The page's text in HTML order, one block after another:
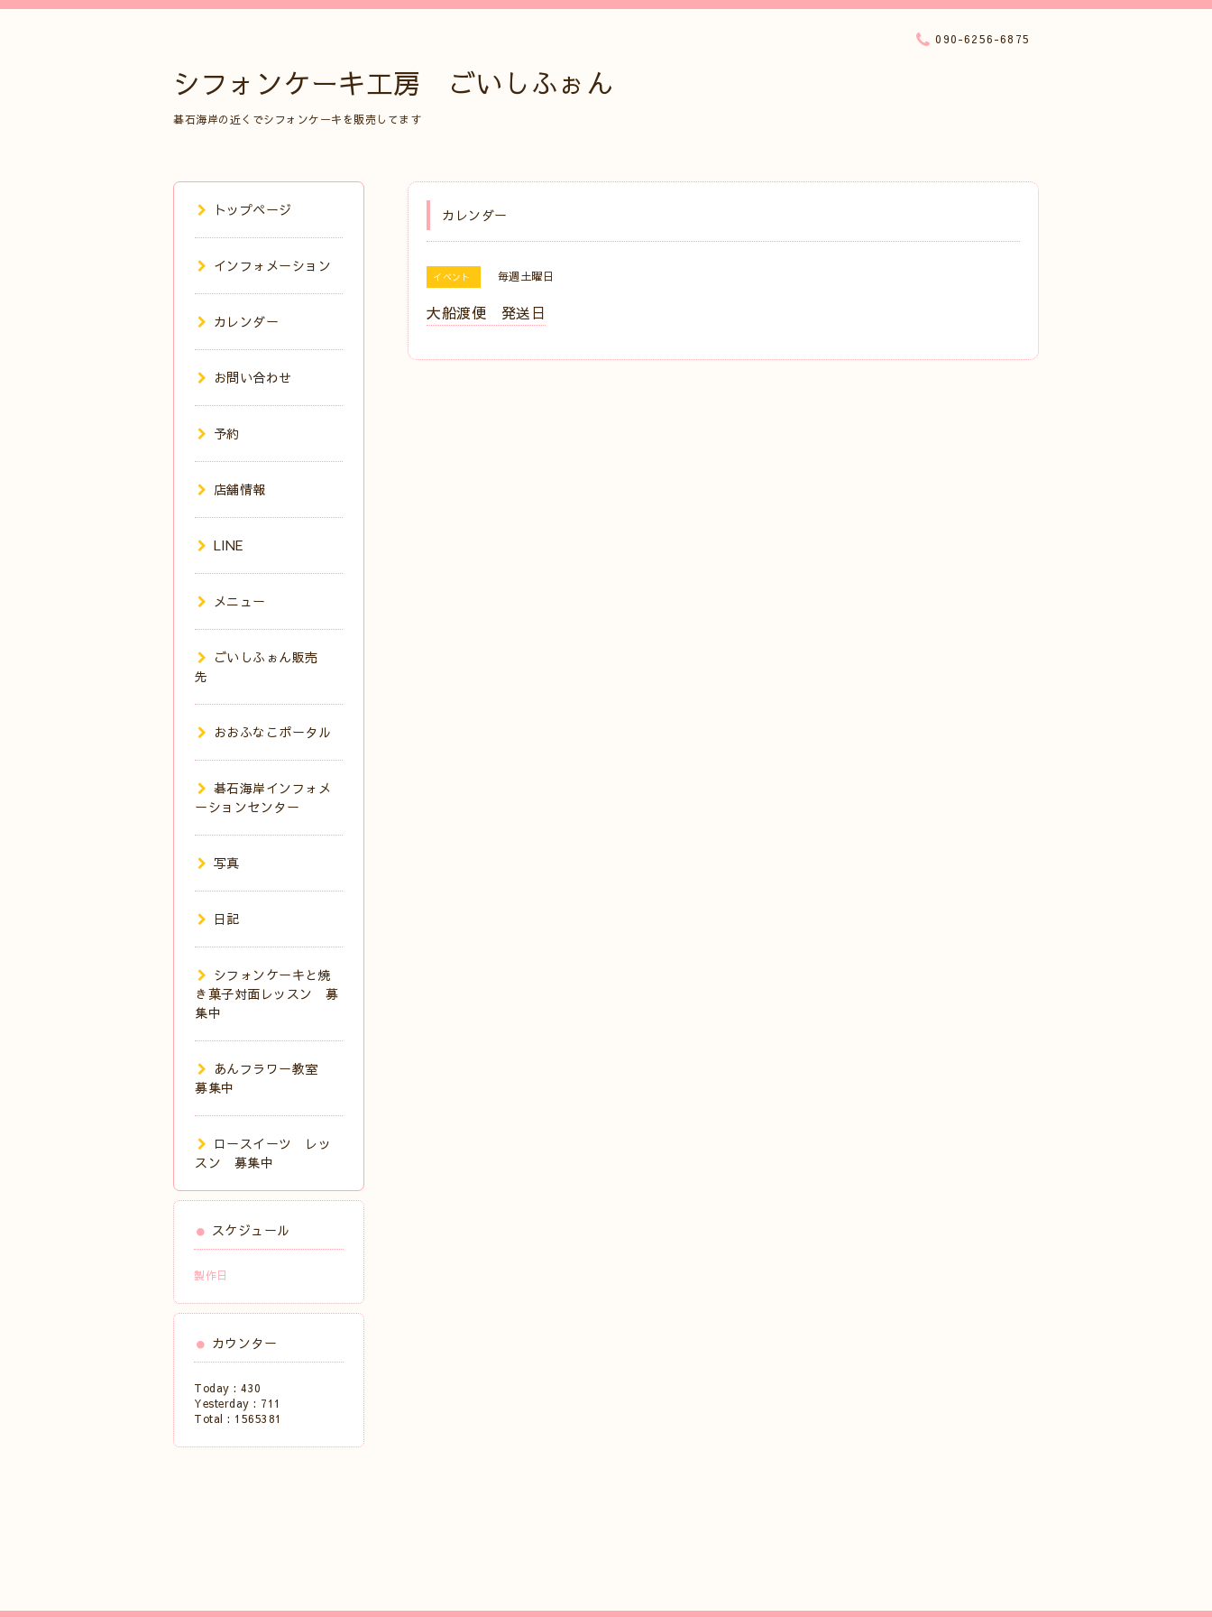
シフォンケーキ工房 ごいしふぉん
碁石海岸の近くでシフォンケーキを販売してます
090-6256-6875
カレンダー
イベント 毎週土曜日
大船渡便 発送日
トップページ
インフォメーション
カレンダー
お問い合わせ
予約
店舗情報
LINE
メニュー
ごいしふぉん販売
先
おおふなこポータル
碁石海岸インフォメ
ーションセンター
写真
日記
シフォンケーキと焼
き菓子対面レッスン 募
集中
あんフラワー教室
募集中
ロースイーツ レッ
スン 募集中
スケジュール
製作日
カウンター
Today : 430
Yesterday : 711
Total : 1565381